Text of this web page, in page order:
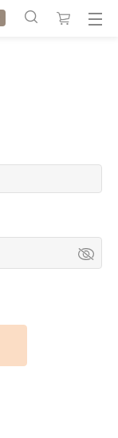
全ての作品をみる
全ての作品をみる